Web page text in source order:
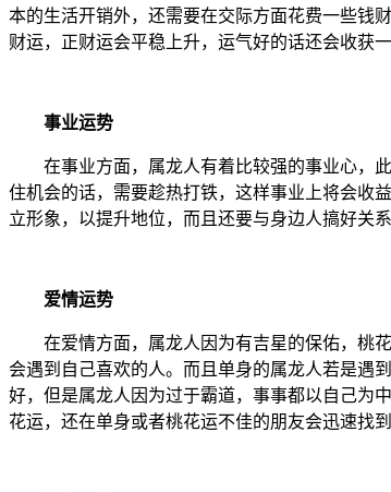
本的生活开销外，还需要在交际方面花费一些钱
财运，正财运会平稳上升，运气好的话还会收获
事业运势
在事业方面，属龙人有着比较强的事业心，此
住机会的话，需要趁热打铁，这样事业上将会收
立形象，以提升地位，而且还要与身边人搞好关
爱情运势
在爱情方面，属龙人因为有吉星的保佑，桃花
会遇到自己喜欢的人。而且单身的属龙人若是遇
好，但是属龙人因为过于霸道，事事都以自己为
花运，还在单身或者桃花运不佳的朋友会迅速找